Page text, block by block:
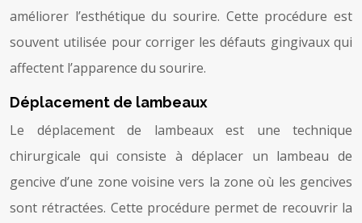
améliorer l’esthétique du sourire. Cette procédure est
souvent utilisée pour corriger les défauts gingivaux qui
affectent l’apparence du sourire.
Déplacement de lambeaux
Le déplacement de lambeaux est une technique
chirurgicale qui consiste à déplacer un lambeau de
gencive d’une zone voisine vers la zone où les gencives
sont rétractées. Cette procédure permet de recouvrir la